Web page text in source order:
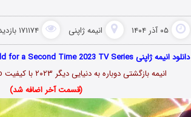
۰۵ آذر ۱۴۰۴ انیمه ژاپنی ۱۷۱۱۷۴ بازدید
دانلود انیمه ژاپنی Summoned to Another World for a Second Time 2023 TV Series
انیمه بازگشتی دوباره به دنیایی دیگر ۲۰۲۳
با کیفیت 1080p & 720p & 480p
(قسمت آخر اضافه شد)